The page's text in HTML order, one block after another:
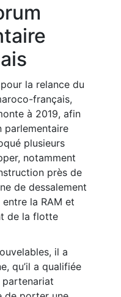
la relance du
français,
à 2019, afin
parlementaire
plusieurs
notamment
près de
de dessalement
entre la RAM et
de la flotte
il a
qu’il a qualifiée
partenariat